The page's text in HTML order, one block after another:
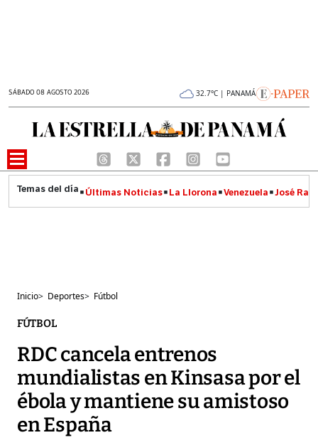
SÁBADO 08 AGOSTO 2026 32.7°C | PANAMÁ
Últimas Noticias La Llorona Venezuela José
Inicio> Deportes> Fútbol
FÚTBOL
RDC cancela entrenos
mundialistas en Kinsasa por el
ébola y mantiene su amistoso
en España